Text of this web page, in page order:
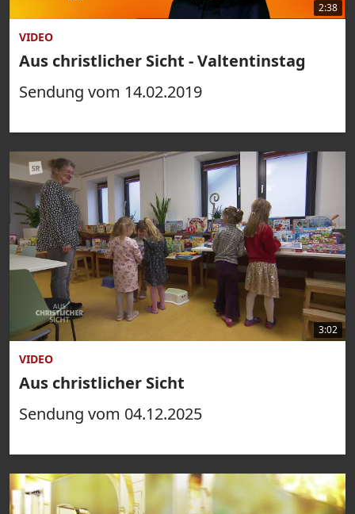
2:38
VIDEO
Aus christlicher Sicht - Valtentinstag
Sendung vom 14.02.2019
3:02
VIDEO
Aus christlicher Sicht
Sendung vom 04.12.2025